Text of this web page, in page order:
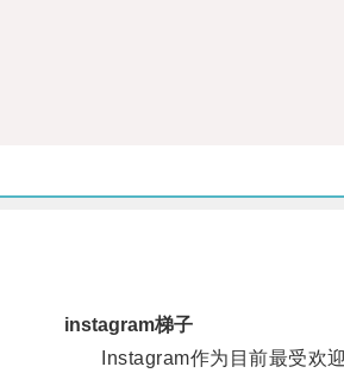
instagram梯子
Instagram作为目前最受欢迎